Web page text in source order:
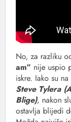
No, za razliku
am” nije uspio
iskre. Iako su
Steve Tylera
Blige), nakon
ostavlja blijedi